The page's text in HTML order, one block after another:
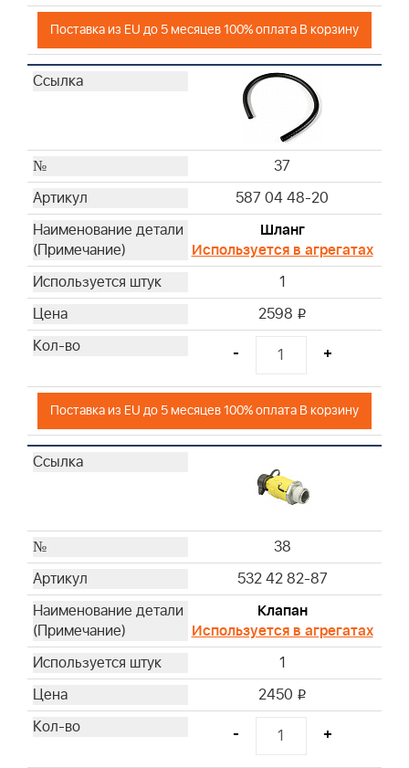
Поставка из EU до 5 месяцев 100% оплата В корзину
37
587 04 48-20
Шланг
Используется в агрегатах
1
2598 i
- +
Поставка из EU до 5 месяцев 100% оплата В корзину
38
532 42 82-87
Клапан
Используется в агрегатах
1
2450 i
- +